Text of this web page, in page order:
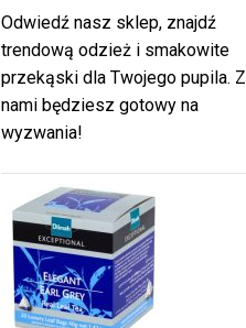
Odwiedź nasz sklep, znajdź
trendową odzież i smakowite
przekąski dla Twojego pupila. Z
nami będziesz gotowy na
wyzwania!